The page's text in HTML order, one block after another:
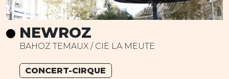
NEWROZ
BAHOZ TEMAUX / CIE LA MEUTE
CONCERT-CIRQUE